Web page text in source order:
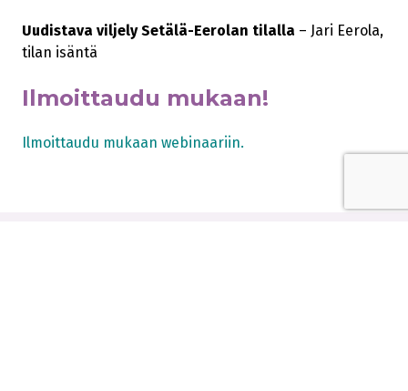
Uudistava viljely Setälä-Eerolan tilalla – Jari Eerola,
tilan isäntä
Ilmoittaudu mukaan!
Ilmoittaudu mukaan webinaariin.